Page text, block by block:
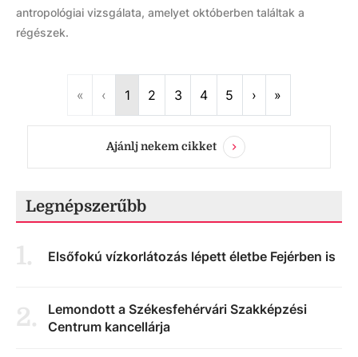
antropológiai vizsgálata, amelyet októberben találtak a
régészek.
« First‹ Previous
1 2 3 4 5 ›Next
»
Ajánlj nekem cikket
Legnépszerűbb
1. Elsőfokú vízkorlátozás lépett életbe Fejérben is
2.
Lemondott a Székesfehérvári Szakképzési
Centrum kancellárja